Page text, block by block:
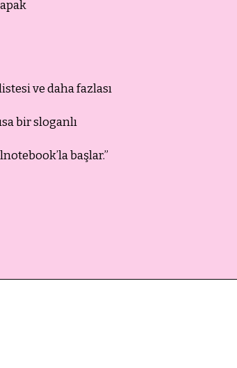
ve daha fazlası
bir sloganlı
başlar.”